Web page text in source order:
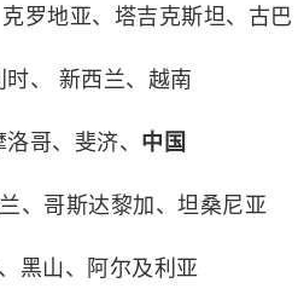
罗地亚、塔吉克斯坦、古巴
、 新西兰、越南
哥、斐济、 中国
、哥斯达黎加、坦桑尼亚
黑山、阿尔及利亚